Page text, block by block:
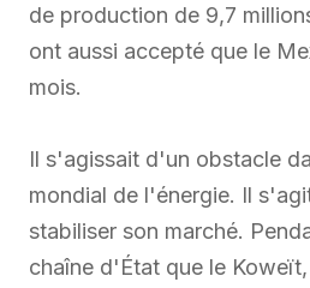
de production de 9,7
ont aussi accepté que le
mois.
Il s'agissait d'un obstacle
mondial de l'énergie. Il
stabiliser son marché.
chaîne d'État que le